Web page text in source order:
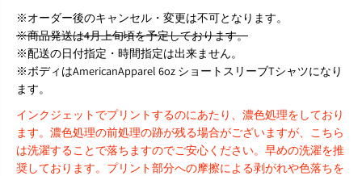
ッ
ト
T
シ
ャ
ツ
ッ
ト
T
シ
※オーダー後のキャンセル・変更は不可となります。
※商品発送は4月上旬頃を予定しております。
※配送の日付指定・時間指定は出来ません。
※ボディはAmericanApparel 6oz ショートスリーブTシャツになり
ます。
インクジェットでプリントするのにあたり、 濃色処理をしており
ます。 濃色処理の前処理の跡が残る場合がございますが、 こちら
は洗濯することで落ちますのでご安心ください。 早めの洗濯を推
奨しております。 プリント部分への摩擦による剥がれや色落ちを